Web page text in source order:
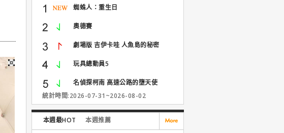
蜘蛛人：重生日
奧德賽
劇場版 吉伊卡哇 人魚島的秘密
玩具總動員5
名偵探柯南 高速公路的墮天使
統計時間:2026-07-31~2026-08-02
本週最HOT 本週推薦